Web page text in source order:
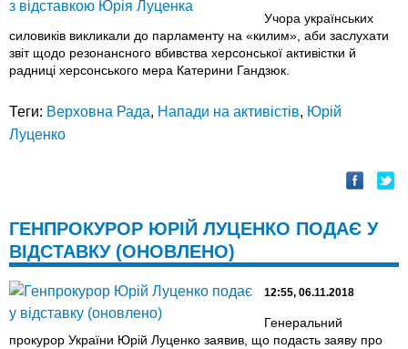
Учора українських
силовиків викликали до парламенту на «килим», аби заслухати
звіт щодо резонансного вбивства херсонської активістки й
радниці херсонського мера Катерини Гандзюк.
Теги: Верховна Рада, Напади на активістів, Юрій
Луценко
ГЕНПРОКУРОР ЮРІЙ ЛУЦЕНКО ПОДАЄ У
ВІДСТАВКУ (ОНОВЛЕНО)
12:55, 06.11.2018
Генеральний
прокурор України Юрій Луценко заявив, що подасть заяву про